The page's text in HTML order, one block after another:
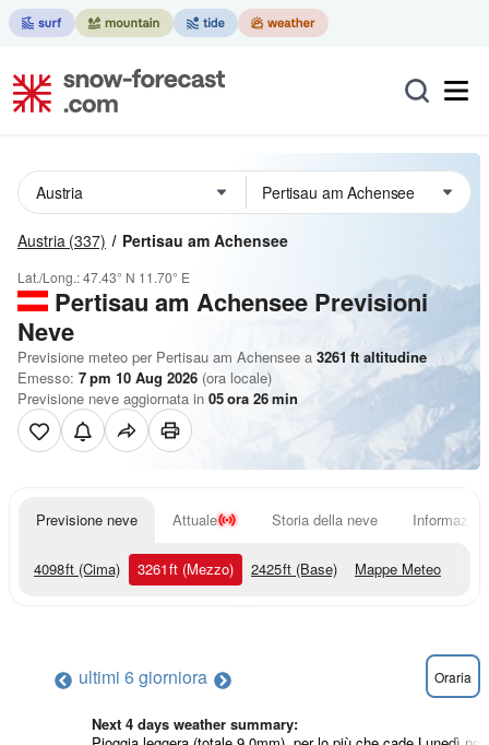
Austria (337) Pertisau am Achensee
Lat./Long.:47.43° N 11.70° E
Pertisau am Achensee Previsioni
Neve
Previsione meteo per Pertisau am Achensee a 3261 ft altitudine
Emesso: 7 pm 10 Aug 2026 (ora locale)
Previsione neve aggiornata in 05ora 26min
Previsione neve Attuale Storia della neve
4098ft (Cima) 3261ft (Mezzo) 2425ft (Base) Mappe Meteo
ultimi 6 giorniora Oraria
Next 4 days weather summary: